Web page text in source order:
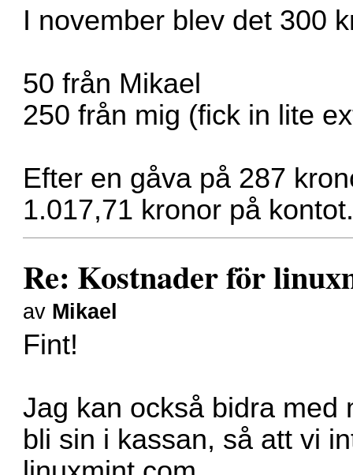
I november blev det 300
50 från Mikael
250 från mig (fick in lite
Efter en gåva på 287
1.017,71 kronor på
Re: Kostnader för
av Mikael
Fint!
Jag kan också bidra med
bli sin i kassan, så att vi